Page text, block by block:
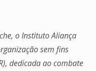
o Instituto Aliança
sem fins
dedicada ao combate